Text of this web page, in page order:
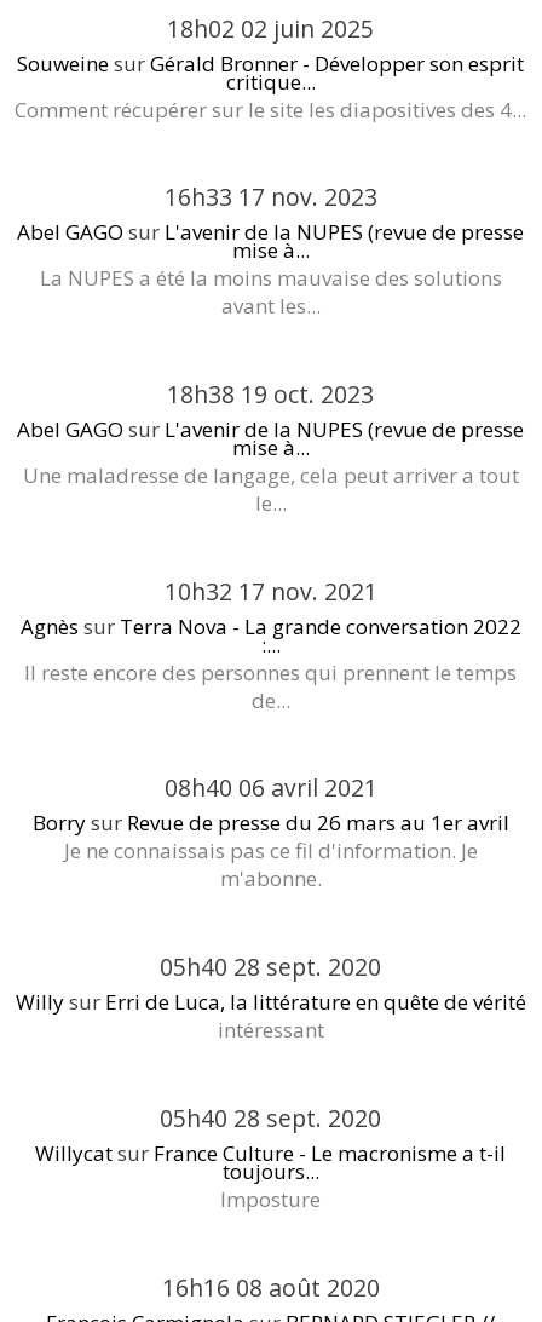
18h02 02 juin 2025
SouweinesurGérald Bronner - Développer son esprit
critique...
Comment récupérer sur le site les diapositives des 4...
16h33 17 nov. 2023
Abel GAGO sur L'avenir de la NUPES (revue de presse
mise à...
La NUPES a été la moins mauvaise des solutions
avant les...
18h38 19 oct. 2023
Abel GAGO sur L'avenir de la NUPES (revue de presse
mise à...
Une maladresse de langage, cela peut arriver a tout
le...
10h32 17 nov. 2021
Agnès sur Terra Nova - La grande conversation 2022
:...
Il reste encore des personnes qui prennent le temps
de...
08h40 06 avril 2021
Borrysur Revue de presse du 26 mars au 1er avril
Je ne connaissais pas ce fil d'information. Je
m'abonne.
05h40 28 sept. 2020
Willysur Erri de Luca, la littérature en quête de vérité
intéressant
05h40 28 sept. 2020
Willycatsur France Culture - Le macronisme a t-il
toujours...
Imposture
16h16 08 août 2020